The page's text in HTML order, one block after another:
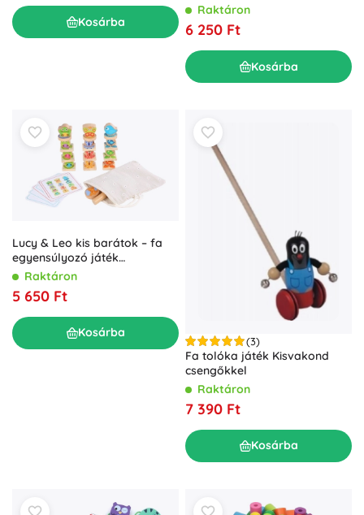
Kosárba
Raktáron
6 250 Ft
Kosárba
Lucy & Leo kis barátok – fa
egyensúlyozó játék
mintakártyákkal, 33 darab
Raktáron
5 650 Ft
Kosárba
(3)
Fa tolóka játék Kisvakond
csengőkkel
Raktáron
7 390 Ft
Kosárba